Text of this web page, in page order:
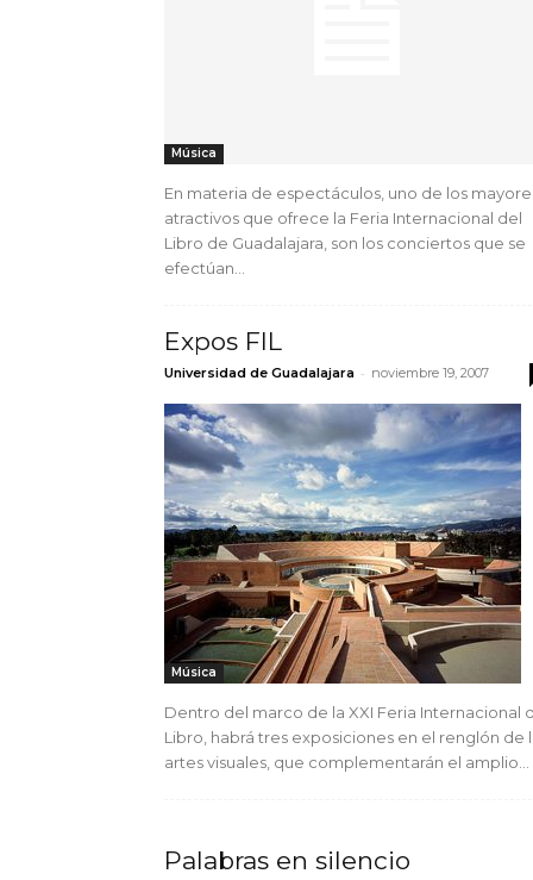
Música
En materia de espectáculos, uno de los
atractivos que ofrece la Feria Internacional del
Libro de Guadalajara, son los conciertos que se
efectúan...
Expos FIL
Universidad de Guadalajara - noviembre 19, 2007
Música
Dentro del marco de la XXI Feria Internacional
Libro, habrá tres exposiciones en el renglón de
artes visuales, que complementarán el amplio...
Palabras en silencio